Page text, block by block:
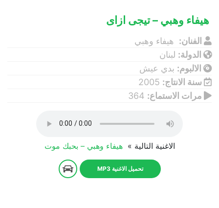
هيفاء وهبي – تيجى ازاى
الفنان: هيفاء وهبي
الدولة: لبنان
الالبوم: بدي عيش
سنة الانتاج: 2005
مرات الاستماع:
الاغنية التالية » هيفاء وهبي – بحبك موت
تحميل الاغنية MP3